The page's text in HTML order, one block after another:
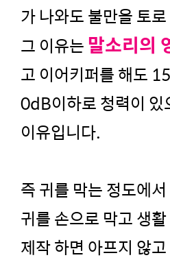
가 나와도 불만을 토
그 이유는말소리의
고 이어키퍼를 해도
0dB이하로 청력이 있
이유입니다.
즉 귀를 막는 정도에
귀를 손으로 막고 생
제작 하면 아프지 않